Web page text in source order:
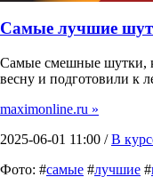
Самые лучшие
Самые смешные шутки,
весну и подготовили к
maximonline.ru »
2025-06-01 11:00 /В
Фото: #самые #лучшие #